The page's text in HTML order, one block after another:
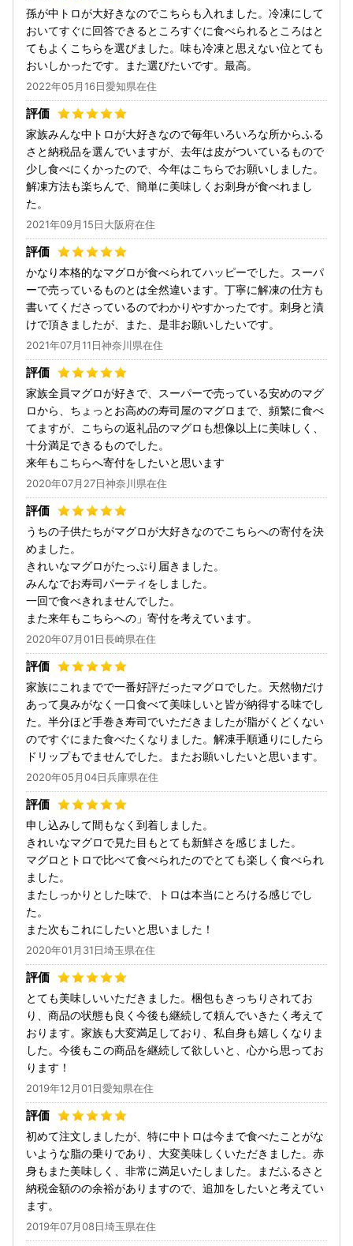
孫が中トロが大好きなのでこちらも入れました。冷凍にして
おいてすぐに回答できるところすぐに食べられるところはと
てもよくこちらを選びました。味も冷凍と思えない位とても
おいしかったです。また選びたいです。最高。
2022年05月16日愛知県在住
家族みんな中トロが大好きなので毎年いろいろな所からふる
さと納税品を選んでいますが、去年は皮がついているもので
少し食べにくかったので、今年はこちらでお願いしました。
解凍方法も楽ちんで、簡単に美味しくお刺身が食べれまし
た。
2021年09月15日大阪府在住
かなり本格的なマグロが食べられてハッピーでした。スーパ
ーで売っているものとは全然違います。丁寧に解凍の仕方も
書いてくださっているのでわかりやすかったです。刺身と漬
けで頂きましたが、また、是非お願いしたいです。
2021年07月11日神奈川県在住
家族全員マグロが好きで、スーパーで売っている安めのマグ
ロから、ちょっとお高めの寿司屋のマグロまで、頻繁に食べ
てますが、こちらの返礼品のマグロも想像以上に美味しく、
十分満足できるものでした。
来年もこちらへ寄付をしたいと思います
2020年07月27日神奈川県在住
うちの子供たちがマグロが大好きなのでこちらへの寄付を決
めました。
きれいなマグロがたっぷり届きました。
みんなでお寿司パーティをしました。
一回で食べきれませんでした。
また来年もこちらへの」寄付を考えています。
2020年07月01日長崎県在住
家族にこれまでで一番好評だったマグロでした。天然物だけ
あって臭みがなく一口食べて美味しいと皆が納得する味でし
た。半分ほど手巻き寿司でいただきましたが脂がくどくない
のですぐにまた食べたくなりました。解凍手順通りにしたら
ドリップもでませんでした。またお願いしたいと思います。
2020年05月04日兵庫県在住
申し込みして間もなく到着しました。
きれいなマグロで見た目もとても新鮮さを感じました。
マグロとトロで比べて食べられたのでとても楽しく食べられ
ました。
またしっかりとした味で、トロは本当にとろける感じでし
た。
また次もこれにしたいと思いました！
2020年01月31日埼玉県在住
とても美味しいいただきました。梱包もきっちりされてお
り、商品の状態も良く今後も継続して頼んでいきたく考えて
おります。家族も大変満足しており、私自身も嬉しくなりま
した。今後もこの商品を継続して欲しいと、心から思ってお
ります！
2019年12月01日愛知県在住
初めて注文しましたが、特に中トロは今まで食べたことがな
いような脂の乗りであり、大変美味しくいただきました。赤
身もまた美味しく、非常に満足いたしました。まだふるさと
納税金額のの余裕がありますので、追加をしたいと考えてい
ます。
2019年07月08日埼玉県在住